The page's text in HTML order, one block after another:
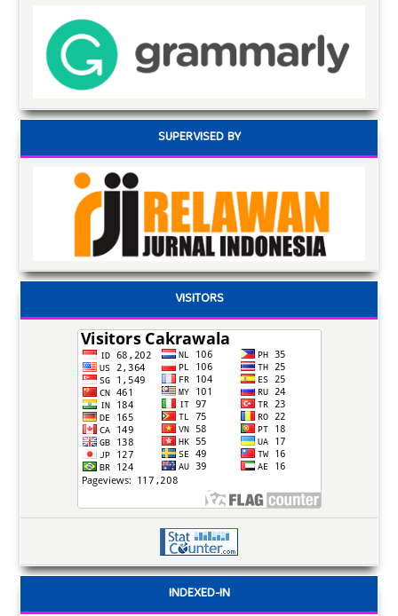
SUPERVISED BY
VISITORS
INDEXED-IN